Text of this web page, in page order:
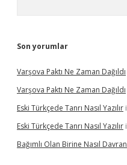
Son yorumlar
Varşova Paktı Ne Zaman Dağıldı
Varşova Paktı Ne Zaman Dağıldı
Eski Türkçede Tanrı Nasıl Yazılır
Eski Türkçede Tanrı Nasıl Yazılır
Bağımlı Olan Birine Nasıl